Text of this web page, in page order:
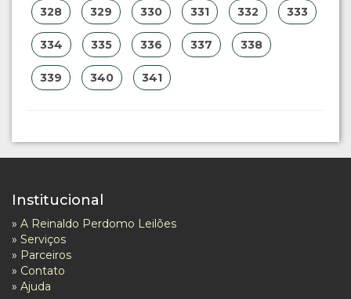
328 329 330 331 332 333
334 335 336 337 338
339 340 341
Institucional
» A Reinaldo Perdomo Leilões
» Serviços
» Parceiros
» Contato
» Ajuda